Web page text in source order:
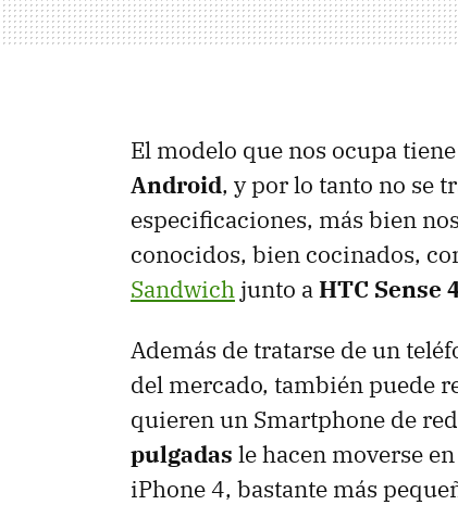
El modelo que nos ocupa
Android, y por lo tanto no se
especificaciones, más bien
conocidos, bien cocinados,
Sandwich junto aHTC Sense
Además de tratarse de un
del mercado, también puede
quieren un Smartphone de
pulgadas le hacen moverse
iPhone 4, bastante más